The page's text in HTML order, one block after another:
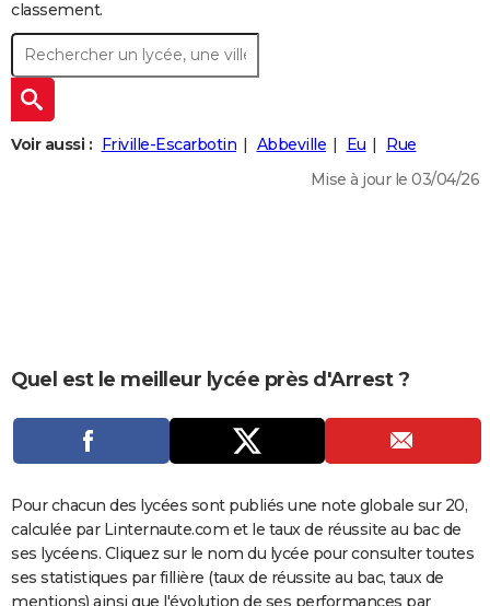
BRICOLAGE
Forum
Aménagement intérieur
Extérieur
Cuisine
Salle de bains
Jardinage
Rangement
+WEEK-END
Guides de France
Escapades
Patrimoine
Expositions
Musées
Week-end nature
+
LIFESTYLE
CARTE DE VOEUX
Carte de Noël
Carte Bonne année
Carte Saint-Valentin
Carte Pâques
Carte d'anniversaire
DICTIONNAIRE
COPAINS D'AVANT
S'inscrire
Se connecter
Lycées
Collèges
Primaires
Universités
Entreprises
Service militaire
Avis de recherche
AVIS DE DÉCÈS
classement.
Voir aussi : Friville-Escarbotin Abbeville Eu
Rue
Mise à jour le 03/04/26
Quel est le meilleur lycée près d'Arrest ?
Pour chacun des lycées sont publiés une note globale sur 20,
calculée par Linternaute.com et le taux de réussite au bac de
ses lycéens. Cliquez sur le nom du lycée pour consulter toutes
ses statistiques par fillière (taux de réussite au bac, taux de
mentions) ainsi que l'évolution de ses performances par